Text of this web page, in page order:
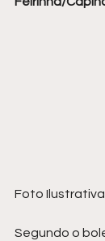
Foto
Segundo o